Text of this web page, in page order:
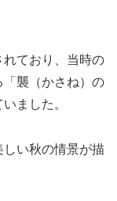
れており、当時の
襲（かさね）の
ました。
しい秋の情景が描